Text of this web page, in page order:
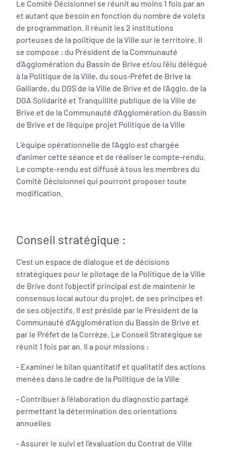
Le Comité Décisionnel se réunit au moins 1 fois par an
et autant que besoin en fonction du nombre de volets
de programmation. Il réunit les 2 institutions
porteuses de la politique de la Ville sur le territoire. Il
se compose : du Président de la Communauté
d’Agglomération du Bassin de Brive et/ou l’élu délégué
à la Politique de la Ville, du sous-Préfet de Brive la
Gaillarde, du DGS de la Ville de Brive et de l’Agglo, de la
DGA Solidarité et Tranquillité publique de la Ville de
Brive et de la Communauté d’Agglomération du Bassin
de Brive et de l’équipe projet Politique de la Ville
L’équipe opérationnelle de l’Agglo est chargée
d’animer cette séance et de réaliser le compte-rendu.
Le compte-rendu est diffusé à tous les membres du
Comité Décisionnel qui pourront proposer toute
modification.
Conseil stratégique :
C’est un espace de dialogue et de décisions
stratégiques pour le pilotage de la Politique de la Ville
de Brive dont l’objectif principal est de maintenir le
consensus local autour du projet, de ses principes et
de ses objectifs. Il est présidé par le Président de la
Communauté d’Agglomération du Bassin de Brive et
par le Préfet de la Corrèze. Le Conseil Stratégique se
réunit 1 fois par an. Il a pour missions :
- Examiner le bilan quantitatif et qualitatif des actions
menées dans le cadre de la Politique de la Ville
- Contribuer à l’élaboration du diagnostic partagé
permettant la détermination des orientations
annuelles
- Assurer le suivi et l’évaluation du Contrat de Ville